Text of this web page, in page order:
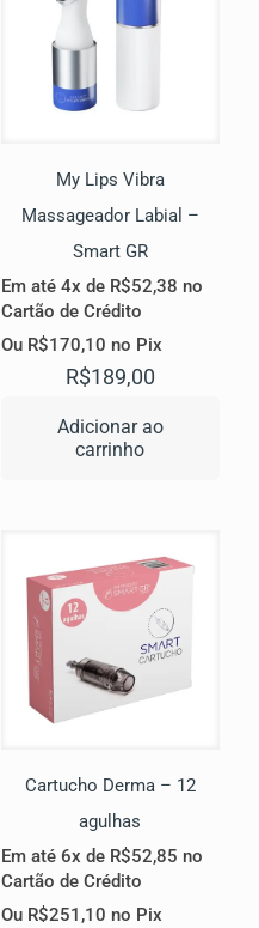
My Lips Vibra
Massageador Labial –
Smart GR
Em até 4x de R$52,38 no
Cartão de Crédito
Ou R$170,10 no Pix
R$189,00
Adicionar ao
carrinho
Cartucho Derma – 12
agulhas
Em até 6x de R$52,85 no
Cartão de Crédito
Ou R$251,10 no Pix